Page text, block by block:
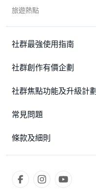
旅遊熱點
社群最強使用指南
社群創作有價企劃
社群焦點功能及升級計劃
常見問題
條款及細則